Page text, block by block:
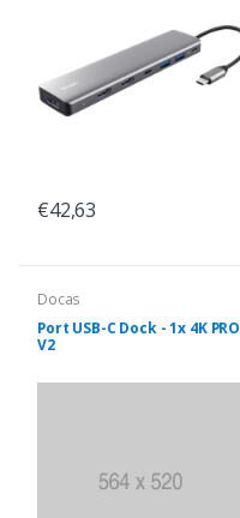
€42,63
Docas
Port USB-C Dock - 1x 4K PRO
V2